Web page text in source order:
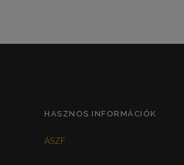
HASZNOS INFORMÁCIÓK
ÁSZF